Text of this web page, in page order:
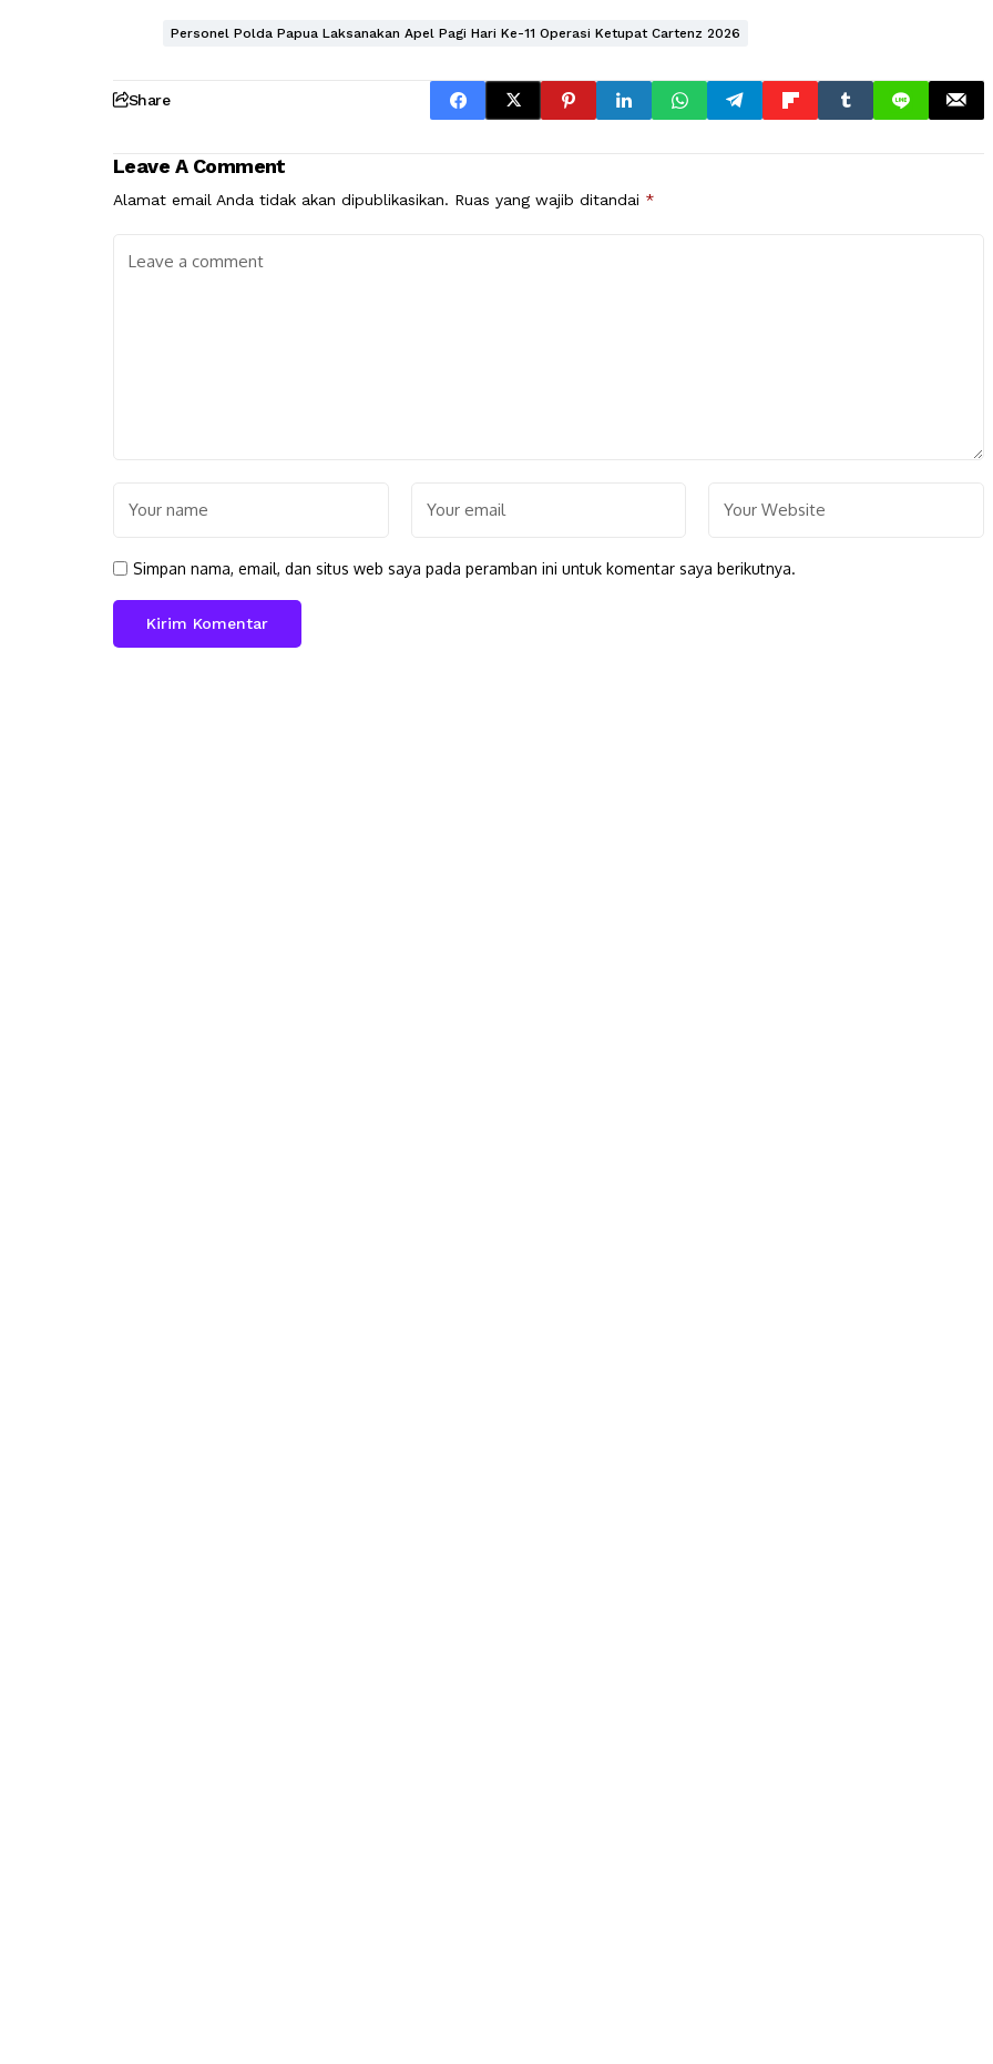
Personel Polda Papua Laksanakan Apel Pagi Hari Ke-11 Operasi Ketupat Cartenz 2026
Share
Leave A Comment
Alamat email Anda tidak akan dipublikasikan. Ruas yang wajib ditandai *
Simpan nama, email, dan situs web saya pada peramban ini untuk komentar saya berikutnya.